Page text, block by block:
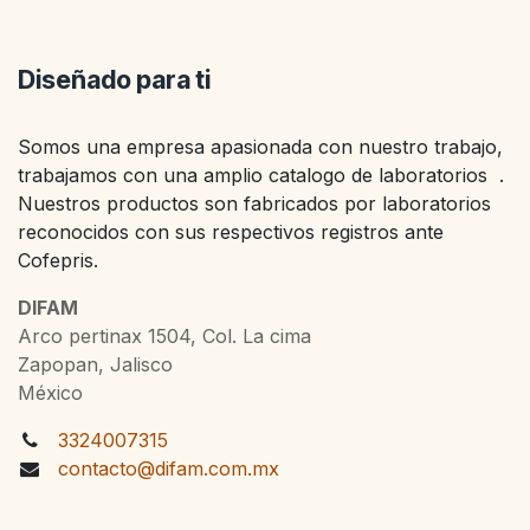
Diseñado para ti
Somos una empresa apasionada con nuestro trabajo,
trabajamos con una amplio catalogo de laboratorios .
Nuestros productos son fabricados por laboratorios
reconocidos con sus respectivos registros ante
Cofepris.
DIFAM
Arco pertinax 1504, Col. La cima
Zapopan, Jalisco
México
3324007315
contacto@difam.com.mx